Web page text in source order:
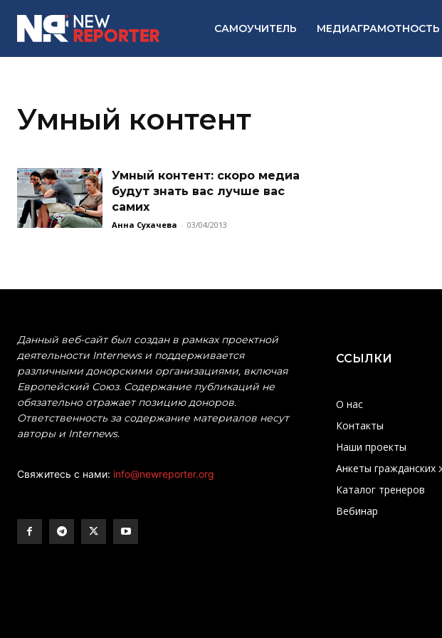
САМОУЧИТЕЛЬ МЕДИАГРАМОТНОСТЬ
Умный контент
Умный контент: скоро медиа
будут знать вас лучше вас
самих
Анна Сухачева - 03/04/2013
Данный веб-сайт был создан в рамках проектной
деятельности Internews и поддерживается
различными донорскими организациями, включая
Европейский Союз. Содержание публикаций не
обязательно отражает позицию доноров.
Ответственность за содержание материалов несут
авторы и Internews.
Свяжитесь с нами: info@newreporter.org
ССЫЛКИ
О нас
Контакты
Наши проекты
Анкеты гражданских
Каталог тренеров
Вебинар